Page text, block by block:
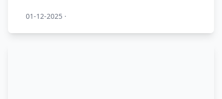
01-12-2025 ·